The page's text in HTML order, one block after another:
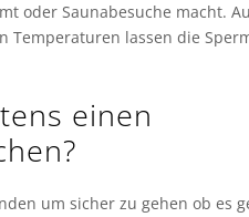
oder Saunabesuche macht.
Temperaturen lassen die
einen
um sicher zu gehen ob es